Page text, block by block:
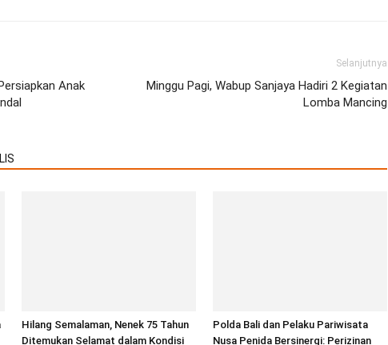
Anak
Selanjutnya
Minggu Pagi, Wabup Sanjaya Hadiri 2 Kegiatan
Lomba Mancing
Hilang Semalaman, Nenek 75 Tahun
Ditemukan Selamat dalam Kondisi
Polda Bali dan Pelaku Pariwisata
Nusa Penida Bersinergi: Perizinan